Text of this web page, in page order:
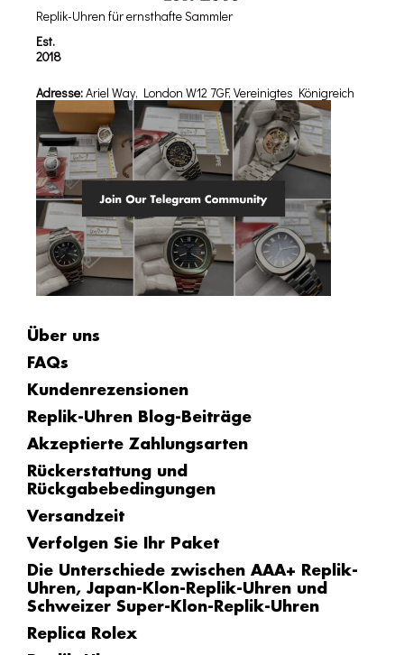
Replik-Uhren für ernsthafte Sammler
Est.
2018
Adresse:Ariel Way, London W12 7GF, Vereinigtes Königreich
Über uns
FAQs
Kundenrezensionen
Replik-Uhren Blog-Beiträge
Akzeptierte Zahlungsarten
Rückerstattung und
Rückgabebedingungen
Versandzeit
Verfolgen Sie Ihr Paket
Die Unterschiede zwischen AAA+ Replik-
Uhren, Japan-Klon-Replik-Uhren und
Schweizer Super-Klon-Replik-Uhren
Replica Rolex